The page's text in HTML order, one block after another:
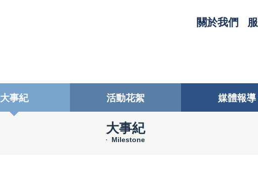
關於我們
大事紀 活動花絮 媒體報導
大事紀
Milestone